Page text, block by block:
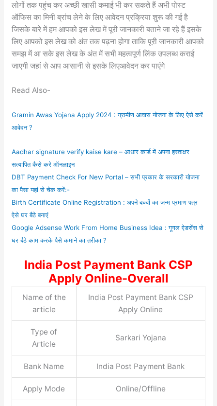
लोगों तक पहुंच कर अच्छी खासी कमाई भी कर सकते हैं अभी पोस्ट
ऑफिस का मिनी ब्रांच लेने के लिए आवेदन प्रक्रिया शुरू की गई है
जिसके बारे में हम आपको इस लेख में पूरी जानकारी बताने जा रहे हैं इसके
लिए आपको इस लेख को अंत तक पढ़ना होगा ताकि पूरी जानकारी आपको
समझ में आ सके इस लेख के अंत में सभी महत्वपूर्ण लिंक उपलब्ध कराई
जाएगी जहां से आप आसानी से इसके लिएआवेदन कर पाएंगे
Read Also-
Gramin Awas Yojana Apply 2024 : ग्रामीण आवास योजना के लिए ऐसे करें
आवेदन ?
Aadhar signature verify kaise kare – आधार कार्ड में अपना हस्ताक्षर
सत्यापित कैसे करे ऑनलाइन
DBT Payment Check For New Portal – सभी प्रकार के सरकारी योजना
का पैसा यहां से चेक करें:-
Birth Certificate Online Registration : अपने बच्चों का जन्म प्रमाण पत्र
ऐसे घर बैठे बनाएं
Google Adsense Work From Home Business Idea : गूगल ऐडसेंस से
घर बैठे काम करके पैसे कमाने का तरीका ?
India Post Payment Bank CSP
Apply Online-Overall
Name of the
article
India Post Payment Bank CSP
Apply Online
Type of
Article
Sarkari Yojana
Bank Name India Post Payment Bank
Apply Mode Online/Offline